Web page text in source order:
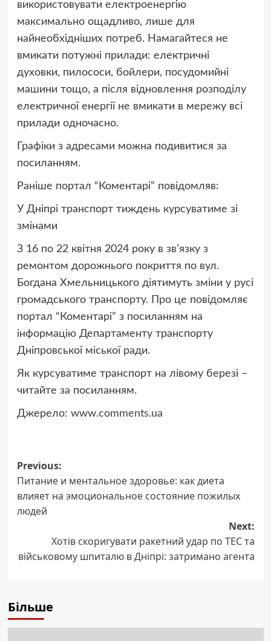
використовувати електроенергію
максимально ощадливо, лише для
найнеобхідніших потреб. Намагайтеся не
вмикати потужні прилади: електричні
духовки, пилососи, бойлери, посудомийні
машини тощо, а після відновлення розподілу
електричної енергії не вмикати в мережу всі
прилади одночасно.
Графіки з адресами можна подивитися за
посиланням.
Раніше портал “Коментарі” повідомляв:
У Дніпрі транспорт тиждень курсуватиме зі
змінами
З 16 по 22 квітня 2024 року в зв’язку з
ремонтом дорожнього покриття по вул.
Богдана Хмельницького діятимуть зміни у русі
громадського транспорту. Про це повідомляє
портал “Коментарі” з посиланням на
інформацію Департаменту транспорту
Дніпровської міської ради.
Як курсуватиме транспорт на лівому березі –
читайте за посиланням.
Джерело: www.comments.ua
Post
navigation
Previous:
Питание и ментальное здоровье: как диета
влияет на эмоциональное состояние пожилых
людей
Next:
Хотів скоригувати ракетний удар по ТЕС та
військовому шпиталю в Дніпрі: затримано агента
Більше